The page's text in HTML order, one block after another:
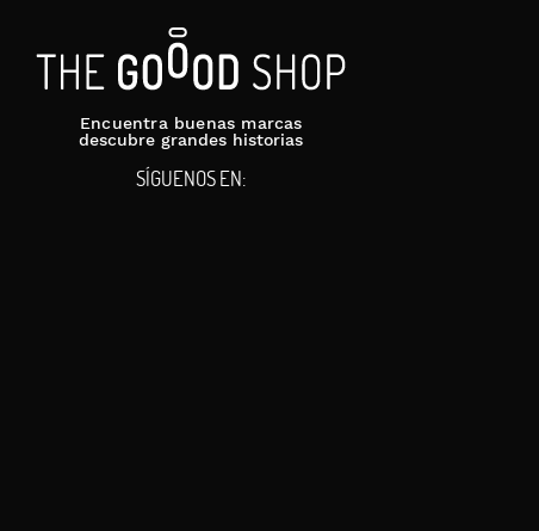
Encuentra buenas marcas
descubre grandes historias
SÍGUENOS EN: